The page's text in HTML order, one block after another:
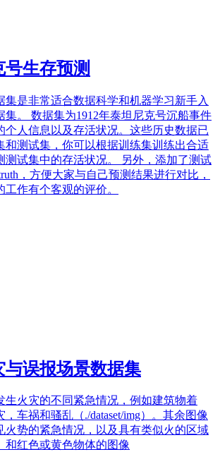
生存预测
集是非常适合数据科学和机器学习新手入
集。 数据集为1912年泰坦尼克号沉船事件
个人信息以及存活状况。这些历史数据已
和测试集，你可以根据训练集训练出合适
测试集中的存活状况。 另外，添加了测试
，方便大家与自己预测结果进行对比，
工作有个客观的评价。
与误报场景数据集
生火灾的不同紧急情况，例如建筑物着
，车祸和骚乱（./dataset/img）。其余图像
火势的紧急情况，以及具有类似火的区域
和红色或黄色物体的图像